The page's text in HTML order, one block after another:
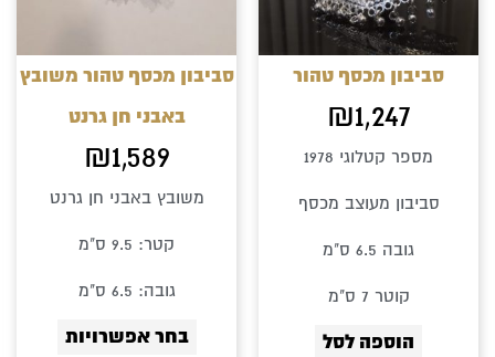
סביבון מכסף טהור
₪1,247
מספר קטלוגי 1978
סביבון מעוצב מכסף
גובה 6.5 ס"מ
קוטר 7 ס"מ
הוספה לסל
סביבון מכסף טהור משובץ
באבני חן גרנט
₪1,589
משובץ באבני חן גרנט
קטר: 9.5 ס"מ
גובה: 6.5 ס"מ
בחר אפשרויות
לבחור